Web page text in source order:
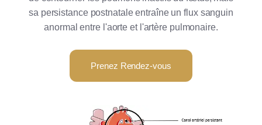
sa persistance postnatale entraîne un flux sanguin
anormal entre l'aorte et l'artère pulmonaire.
Prenez Rendez-vous